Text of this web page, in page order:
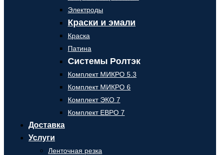
Электроды
Краски и эмали
Краска
Патина
Системы Ролтэк
Комплект МИКРО 5.3
Комплект МИКРО 6
Комплект ЭКО 7
Комплект ЕВРО 7
Доставка
Услуги
Ленточная резка